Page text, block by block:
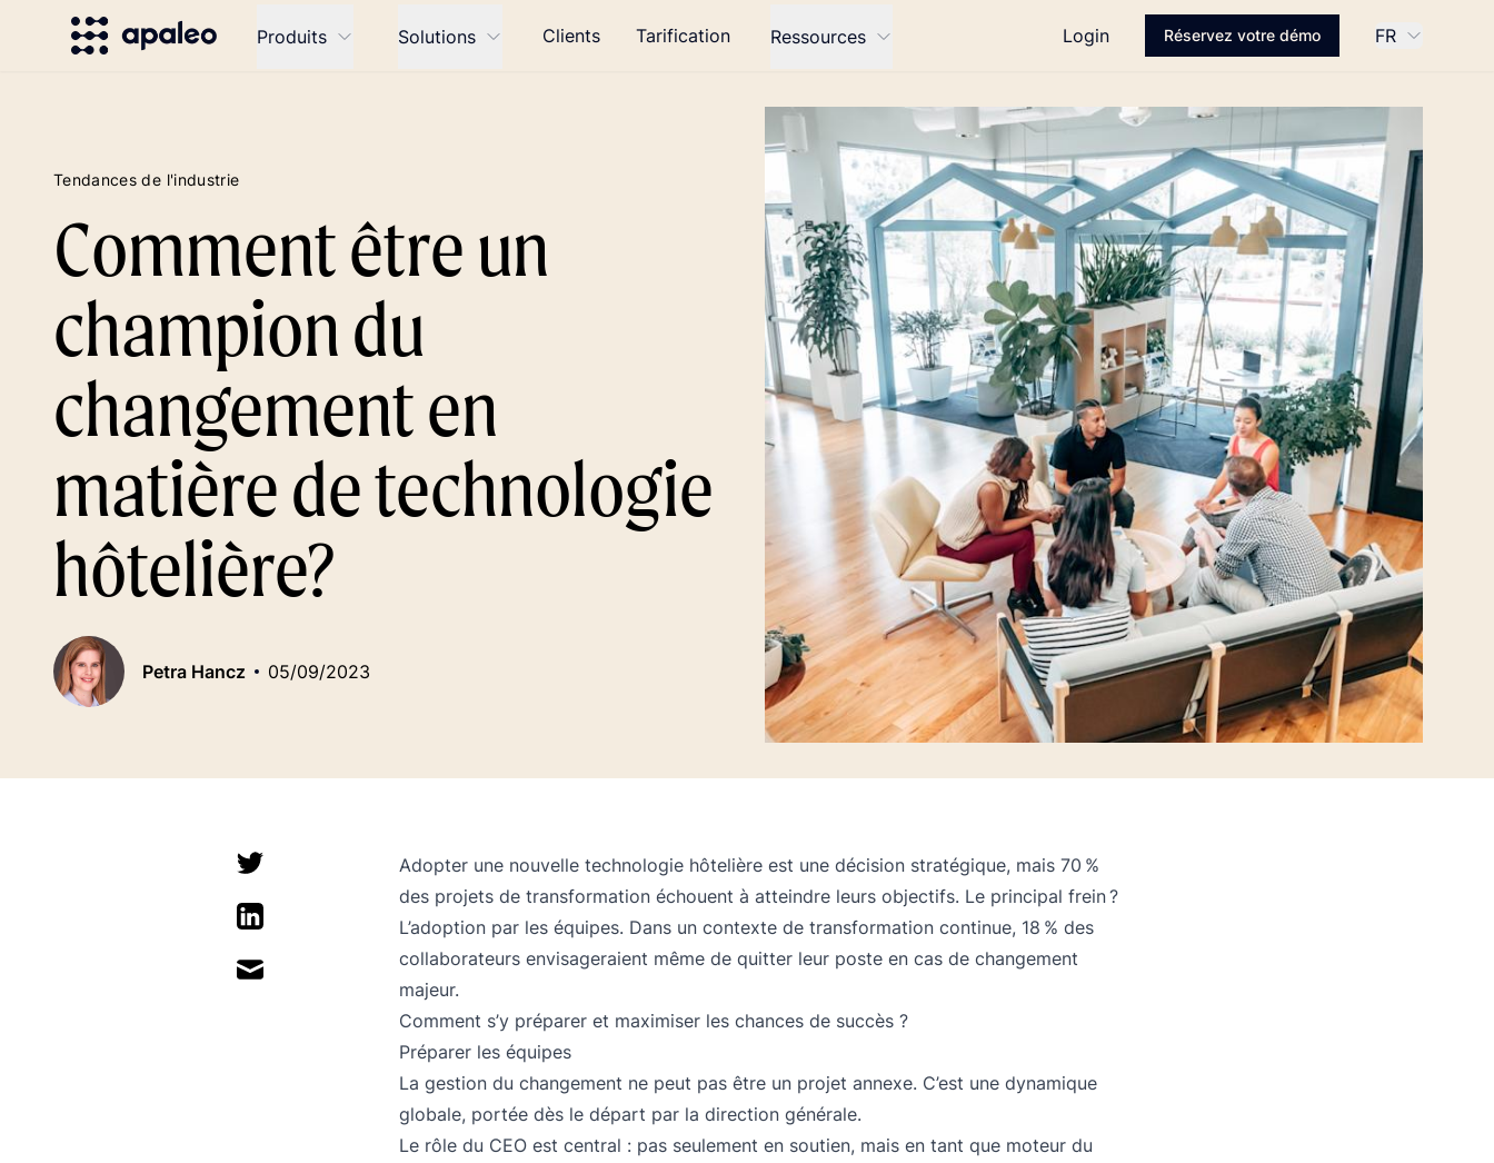
Produits Solutions Clients Tarification Ressources Login Réservez votre démo FR
Tendances de l'industrie
Comment être un
champion du
changement en
matière de technologie
hôtelière?
Petra Hancz 05/09/2023
Adopter une nouvelle technologie hôtelière est une décision stratégique, mais 70 %
des projets de transformation échouent à atteindre leurs objectifs. Le principal frein ?
L’adoption par les équipes. Dans un contexte de transformation continue, 18 % des
collaborateurs envisageraient même de quitter leur poste en cas de changement
majeur.
Comment s’y préparer et maximiser les chances de succès ?
Préparer les équipes
La gestion du changement ne peut pas être un projet annexe. C’est une dynamique
globale, portée dès le départ par la direction générale.
Le rôle du CEO est central : pas seulement en soutien, mais en tant que moteur du